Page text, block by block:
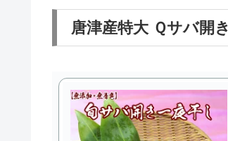
唐津産特大 Ｑサバ開